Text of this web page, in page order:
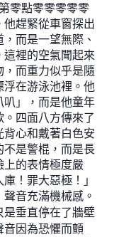
零點零零零零零
趕緊從車窗探出
而是一望無際、
裡的空氣聞起來
，而重力似乎是隨
浮在游泳池裡。他
叭」，而是他童年
四面八方傳來了
心和戴著白色安
不是警棍，而是長
上的表情極度嚴
！罪大惡極！」
音充滿機械感。
是垂直停在了牆壁
音因為恐懼而顫